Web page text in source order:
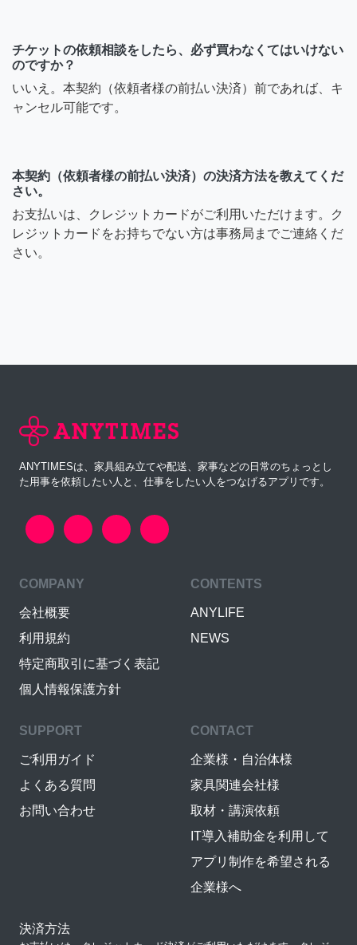
チケットの依頼相談をしたら、必ず買わなくてはいけない
のですか？
いいえ。本契約（依頼者様の前払い決済）前であれば、キ
ャンセル可能です。
本契約（依頼者様の前払い決済）の決済方法を教えてくだ
さい。
お支払いは、クレジットカードがご利用いただけます。ク
レジットカードをお持ちでない方は事務局までご連絡くだ
さい。
ANYTIMESは、家具組み立てや配送、家事などの日常のちょっとし
た用事を依頼したい人と、仕事をしたい人をつなげるアプリです。
COMPANY
会社概要
利用規約
特定商取引に基づく表記
個人情報保護方針
CONTENTS
ANYLIFE
NEWS
SUPPORT
ご利用ガイド
よくある質問
お問い合わせ
CONTACT
企業様・自治体様
家具関連会社様
取材・講演依頼
IT導入補助金を利用して
アプリ制作を希望される
企業様へ
決済方法